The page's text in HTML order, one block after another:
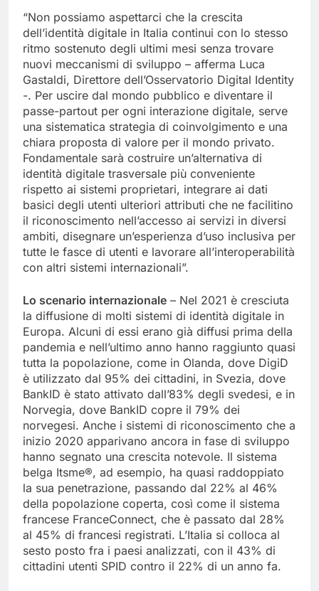
“Non possiamo aspettarci che la crescita
dell’identità digitale in Italia continui con lo stesso
ritmo sostenuto degli ultimi mesi senza trovare
nuovi meccanismi di sviluppo – afferma Luca
Gastaldi, Direttore dell’Osservatorio Digital Identity
-. Per uscire dal mondo pubblico e diventare il
passe-partout per ogni interazione digitale, serve
una sistematica strategia di coinvolgimento e una
chiara proposta di valore per il mondo privato.
Fondamentale sarà costruire un’alternativa di
identità digitale trasversale più conveniente
rispetto ai sistemi proprietari, integrare ai dati
basici degli utenti ulteriori attributi che ne facilitino
il riconoscimento nell’accesso ai servizi in diversi
ambiti, disegnare un’esperienza d’uso inclusiva per
tutte le fasce di utenti e lavorare all’interoperabilità
con altri sistemi internazionali”.
Lo scenario internazionale – Nel 2021 è cresciuta
la diffusione di molti sistemi di identità digitale in
Europa. Alcuni di essi erano già diffusi prima della
pandemia e nell’ultimo anno hanno raggiunto quasi
tutta la popolazione, come in Olanda, dove DigiD
è utilizzato dal 95% dei cittadini, in Svezia, dove
BankID è stato attivato dall’83% degli svedesi, e in
Norvegia, dove BankID copre il 79% dei
norvegesi. Anche i sistemi di riconoscimento che a
inizio 2020 apparivano ancora in fase di sviluppo
hanno segnato una crescita notevole. Il sistema
belga Itsme®, ad esempio, ha quasi raddoppiato
la sua penetrazione, passando dal 22% al 46%
della popolazione coperta, così come il sistema
francese FranceConnect, che è passato dal 28%
al 45% di francesi registrati. L’Italia si colloca al
sesto posto fra i paesi analizzati, con il 43% di
cittadini utenti SPID contro il 22% di un anno fa.